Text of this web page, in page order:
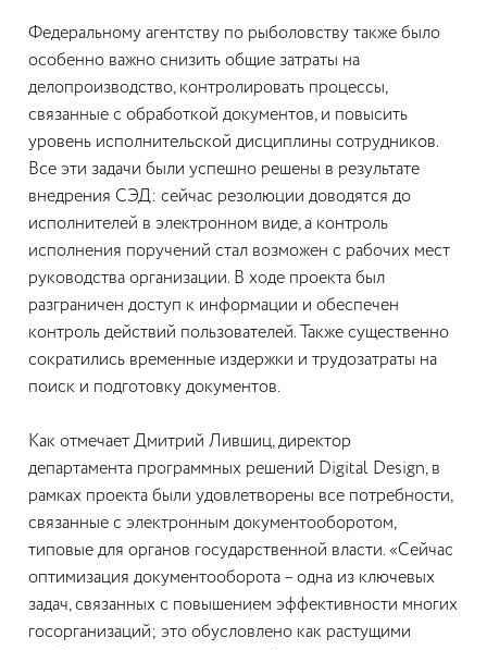
Федеральному агентству по рыболовству также было
особенно важно снизить общие затраты на
делопроизводство, контролировать процессы,
связанные с обработкой документов, и повысить
уровень исполнительской дисциплины сотрудников.
Все эти задачи были успешно решены в результате
внедрения СЭД: сейчас резолюции доводятся до
исполнителей в электронном виде, а контроль
исполнения поручений стал возможен с рабочих мест
руководства организации. В ходе проекта был
разграничен доступ к информации и обеспечен
контроль действий пользователей. Также существенно
сократились временные издержки и трудозатраты на
поиск и подготовку документов.
Как отмечает Дмитрий Лившиц, директор
департамента программных решений Digital Design, в
рамках проекта были удовлетворены все потребности,
связанные с электронным документооборотом,
типовые для органов государственной власти. «Сейчас
оптимизация документооборота – одна из ключевых
задач, связанных с повышением эффективности многих
госорганизаций; это обусловлено как растущими